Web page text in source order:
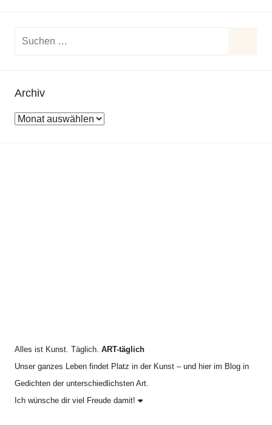
h
n
Archiv
A
Alles ist Kunst. Täglich. ART-täglich
Unser ganzes Leben findet Platz in der Kunst – und hier im Blog in
Gedichten der unterschiedlichsten Art.
Ich wünsche dir viel Freude damit! ❤